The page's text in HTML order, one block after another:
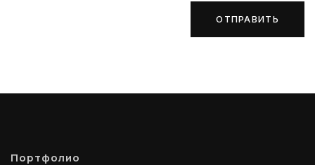
ОТПРАВИТЬ
Портфолио